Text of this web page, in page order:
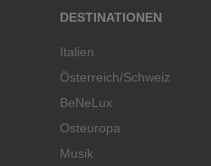
DESTINATIONEN
Italien
Österreich/Schweiz
BeNeLux
Osteuropa
Musik